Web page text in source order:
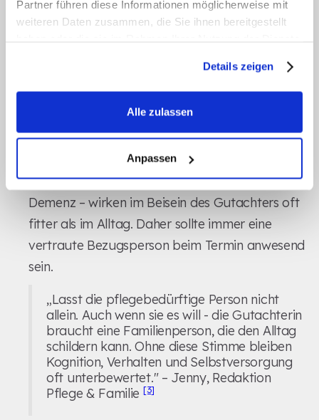
Partner führen diese Informationen möglicherweise mit
weiteren Daten zusammen, die Sie ihnen bereitgestellt
Details zeigen
Alle zulassen
Anpassen
Neben der Dokumentation ist es ebenso wichtig,
das Pflegepersonal und die Angehörigen in den
Das Pflegeteam und Angehörige
einbeziehen
Ein häufiges Problem während der MDK-
Begutachtung ist das sogenannte „Showcasing“.
Pflegebedürftige – insbesondere Menschen mit
Demenz – wirken im Beisein des Gutachters oft
fitter als im Alltag. Daher sollte immer eine
vertraute Bezugsperson beim Termin anwesend
sein.
„Lasst die pflegebedürftige Person nicht
allein. Auch wenn sie es will - die Gutachterin
braucht eine Familienperson, die den Alltag
schildern kann. Ohne diese Stimme bleiben
Kognition, Verhalten und Selbstversorgung
oft unterbewertet." – Jenny, Redaktion
Pflege & Familie [3]